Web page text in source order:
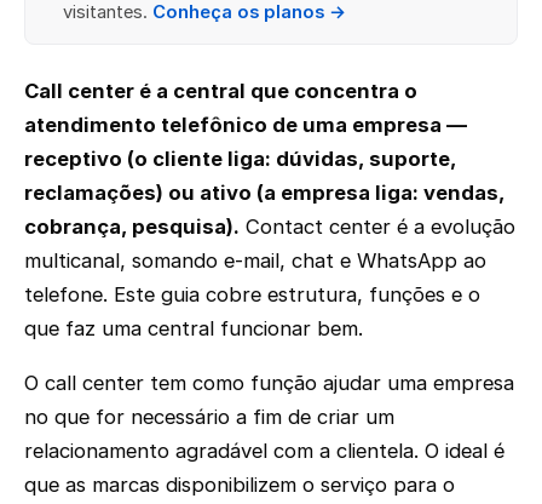
visitantes. Conheça os planos →
Call center é a central que concentra o
atendimento telefônico de uma empresa —
receptivo (o cliente liga: dúvidas, suporte,
reclamações) ou ativo (a empresa liga: vendas,
cobrança, pesquisa). Contact center é a evolução
multicanal, somando e-mail, chat e WhatsApp ao
telefone. Este guia cobre estrutura, funções e o
que faz uma central funcionar bem.
O call center tem como função ajudar uma empresa
no que for necessário a fim de criar um
relacionamento agradável com a clientela. O ideal é
que as marcas disponibilizem o serviço para o